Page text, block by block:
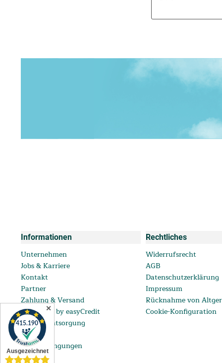
Informationen
Unternehmen
Jobs & Karriere
Kontakt
Partner
Zahlung & Versand
ratenkauf by easyCredit
Batterieentsorgung
FAQ
Lieferbedingungen
Rechtliches
Widerrufsrecht
AGB
Datenschutzerklärung
Impressum
Rücknahme von
Cookie-Konfiguration
✕